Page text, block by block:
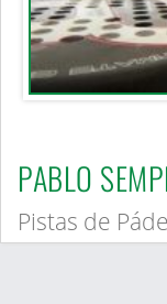
PABLO
Pistas de